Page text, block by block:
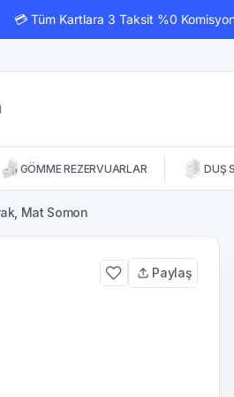
💳 Tüm Kartlara 3 Taksit %0
GÖMME REZERVUARLAR DUŞ
Mat Somon
Paylaş